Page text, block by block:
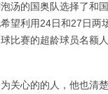
的国奥队选择了和
望利用24日和27日两
比赛的超龄球员名额人
心的的人，他也清楚